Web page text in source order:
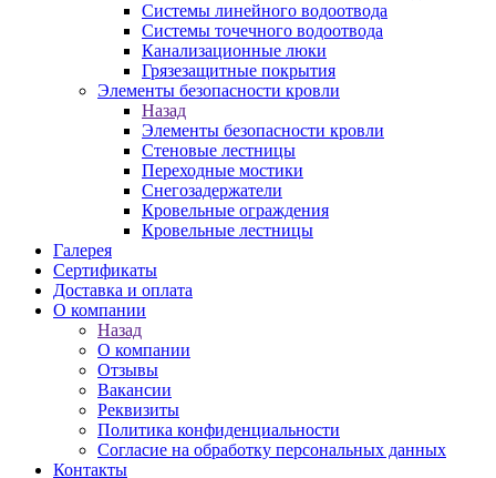
Системы линейного водоотвода
Системы точечного водоотвода
Канализационные люки
Грязезащитные покрытия
Элементы безопасности кровли
Назад
Элементы безопасности кровли
Стеновые лестницы
Переходные мостики
Снегозадержатели
Кровельные ограждения
Кровельные лестницы
Галерея
Сертификаты
Доставка и оплата
О компании
Назад
О компании
Отзывы
Вакансии
Реквизиты
Политика конфиденциальности
Согласие на обработку персональных данных
Контакты